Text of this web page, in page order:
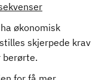
økonomisk
skjerpede krav
berørte.